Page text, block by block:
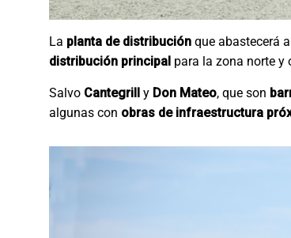
La planta de distribución que abastecerá
distribución principal para la zona norte y
Salvo Cantegrill y Don Mateo, que son
algunas con obras de infraestructura